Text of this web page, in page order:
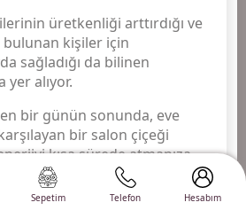
üretkenliği arttırdığı ve
bulunan kişiler için
sağladığı da bilinen
yer alıyor.
bir günün sonunda, eve
bir salon çiçeği
kısa sürede atmanıza
Anda kalmanın ve bir canlıya
huzuru, Cihan Altunkaya
Sepetim Telefon Hesabım